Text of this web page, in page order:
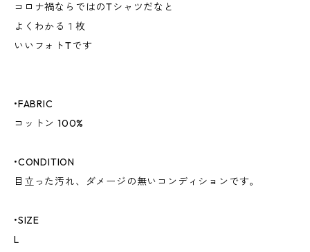
コロナ禍ならではのTシャツだなと
よくわかる１枚
いいフォトTです
•FABRIC
コットン 100%
•CONDITION
目立った汚れ、ダメージの無いコンディションです。
•SIZE
L